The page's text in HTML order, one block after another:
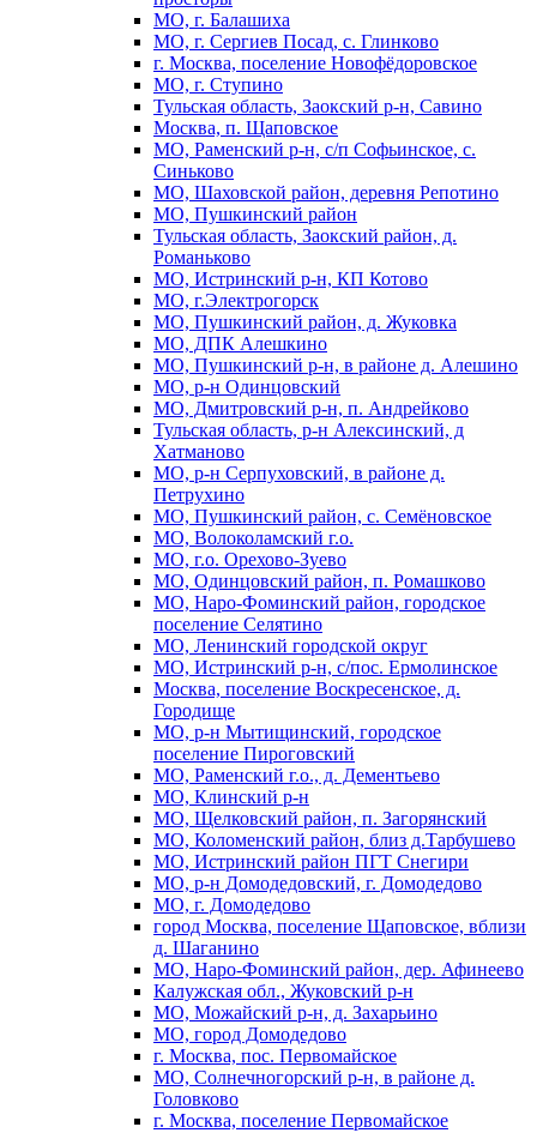
МО, г. Балашиха
МО, г. Сергиев Посад, с. Глинково
г. Москва, поселение Новофёдоровское
МО, г. Ступино
Тульская область, Заокский р-н, Савино
Москва, п. Щаповское
МО, Раменский р-н, с/п Софьинское, с.
Синьково
МО, Шаховской район, деревня Репотино
МО, Пушкинский район
Тульская область, Заокский район, д.
Романьково
МО, Истринский р-н, КП Котово
МО, г.Электрогорск
МО, Пушкинский район, д. Жуковка
МО, ДПК Алешкино
МО, Пушкинский р-н, в районе д. Алешино
МО, р-н Одинцовский
МО, Дмитровский р-н, п. Андрейково
Тульская область, р-н Алексинский, д
Хатманово
МО, р-н Серпуховский, в районе д.
Петрухино
МО, Пушкинский район, с. Семёновское
МО, Волоколамский г.о.
МО, г.о. Орехово-Зуево
МО, Одинцовский район, п. Ромашково
МО, Наро-Фоминский район, городское
поселение Селятино
МО, Ленинский городской округ
МО, Истринский р-н, с/пос. Ермолинское
Москва, поселение Воскресенское, д.
Городище
МО, р-н Мытищинский, городское
поселение Пироговский
МО, Раменский г.о., д. Дементьево
МО, Клинский р-н
МО, Щелковский район, п. Загорянский
МО, Коломенский район, близ д.Тарбушево
МО, Истринский район ПГТ Снегири
МО, р-н Домодедовский, г. Домодедово
МО, г. Домодедово
город Москва, поселение Щаповское, вблизи
д. Шаганино
МО, Наро-Фоминский район, дер. Афинеево
Калужская обл., Жуковский р-н
МО, Можайский р-н, д. Захарьино
МО, город Домодедово
г. Москва, пос. Первомайское
МО, Солнечногорский р-н, в районе д.
Головково
г. Москва, поселение Первомайское